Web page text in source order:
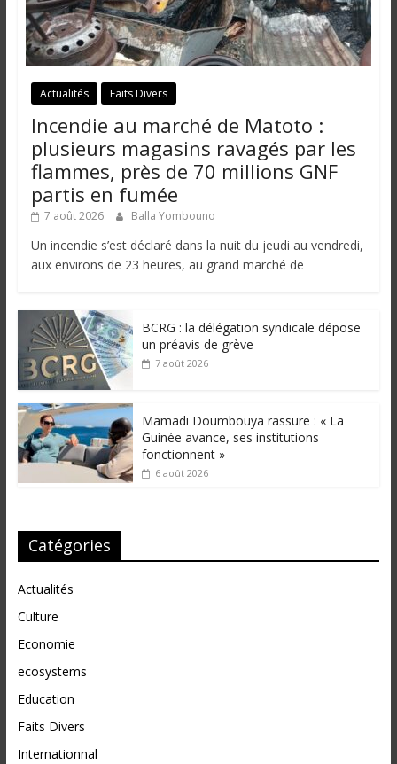
Actualités Faits Divers
Incendie au marché de Matoto :
plusieurs magasins ravagés par les
flammes, près de 70 millions GNF
partis en fumée
7 août 2026 Balla Yombouno
Un incendie s’est déclaré dans la nuit du jeudi au vendredi,
aux environs de 23 heures, au grand marché de
BCRG : la délégation syndicale dépose
un préavis de grève
7 août 2026
Mamadi Doumbouya rassure : « La
Guinée avance, ses institutions
fonctionnent »
6 août 2026
Catégories
Actualités
Culture
Economie
ecosystems
Education
Faits Divers
Internationnal